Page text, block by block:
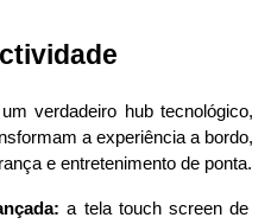
verdadeiro hub tecnológico,
a experiência a bordo,
e entretenimento de ponta.
a tela touch screen de